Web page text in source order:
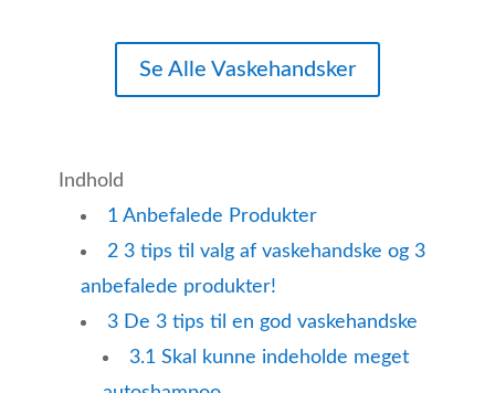
Se Alle Vaskehandsker
Indhold
1Anbefalede Produkter
23 tips til valg af vaskehandske og 3
anbefalede produkter!
3De 3 tips til en god vaskehandske
3.1Skal kunne indeholde meget